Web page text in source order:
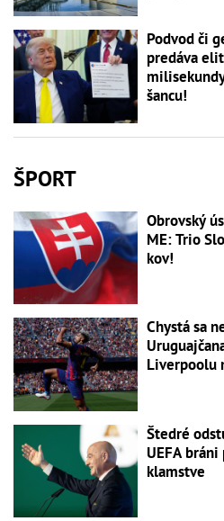
Podvod či
predáva
šancu!
ŠPORT
Obrovský
ME: Trio
kov!
Chystá sa
Liverpoolu
Štedré
UEFA
klamstve